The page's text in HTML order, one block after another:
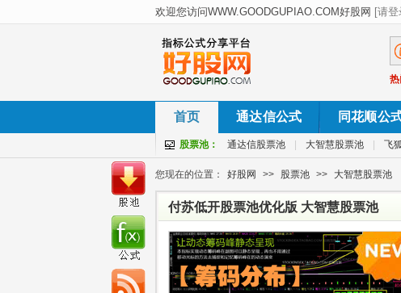
热
首页 通达信公式 同花顺公
股票池： 通达信股票池 大智慧股票池 飞
您现在的位置： 好股网 >> 股票池 >> 大智慧股票池
付苏低开股票池优化版 大智慧股票池